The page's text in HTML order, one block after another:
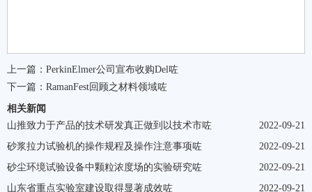
上一篇： PerkinElmer公司宣布收购Del咗
下一篇： RamanFest回顾之材料领域咗
相关新闻
2022-09-21
山推致力于产品的技术研发真正做到以技术市咗
2022-09-21
砂浆拉力试验机的操作规程及操作注意事项咗
2022-09-21
砂尘环境试验设备中颗粒浓度场的实验研究咗
2022-09-21
山东省重点实验室建设取得显著成效咗